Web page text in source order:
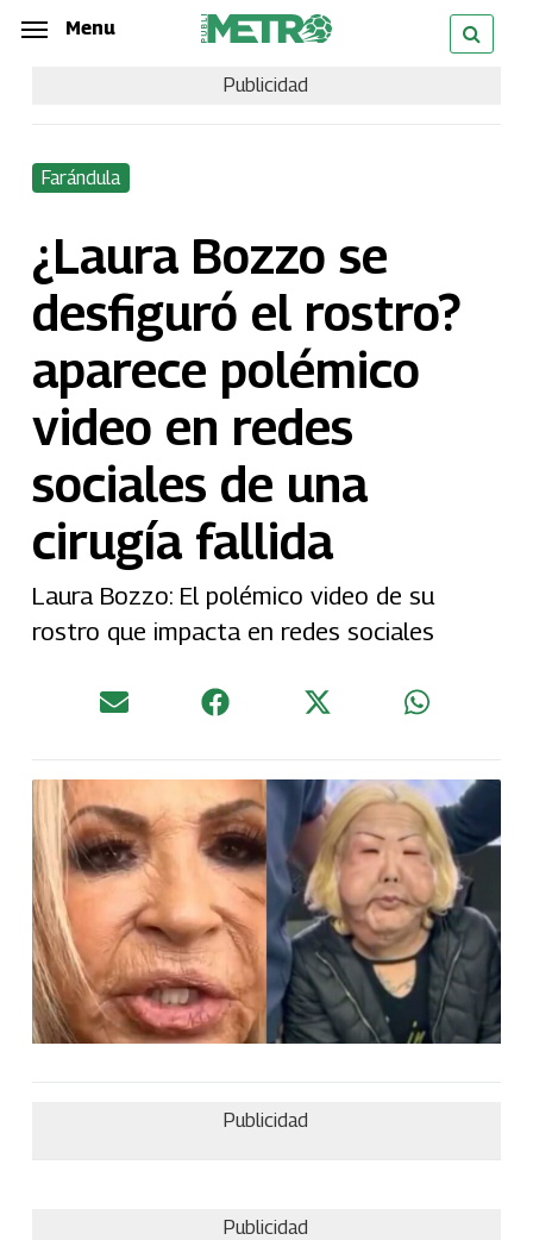
Skip
content
Menu
Publicidad
Farándula
¿Laura Bozzo se
desfiguró el rostro?
aparece polémico
video en redes
sociales de una
cirugía fallida
Laura Bozzo: El polémico video de su
rostro que impacta en redes sociales
Publicidad
Publicidad
Menu